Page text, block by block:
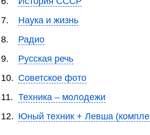
7.
Наука и жизнь
8.
Радио
9.
Русская речь
10. Советское фото
11. Техника – молодежи
12. Юный техник + Левша